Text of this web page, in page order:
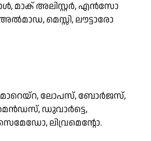
മാക് അലിസ്റ്റർ, എൻസോ
മെസ്സി, ലൗട്ടാരോ
ലോപസ്, ബോർജസ്,
ഡുവാർട്ടെ,
ലിവ്രമെന്റോ.